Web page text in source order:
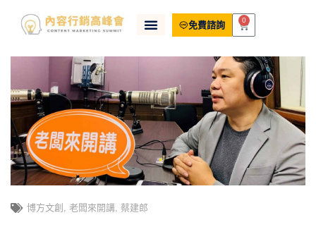
免費諮詢 0
博方文創 , 老闆來開講, 蔡建郎